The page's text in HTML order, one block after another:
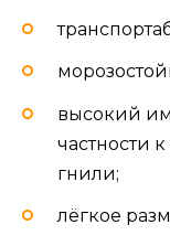
высокий
частности
гнили;
лёгкое